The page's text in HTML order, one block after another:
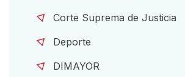
Corte Suprema de Justicia
Deporte
DIMAYOR